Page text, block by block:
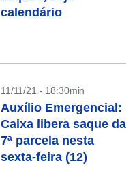
calendário
11/11/21 - 18:30min
Auxílio Emergencial:
Caixa libera saque da
7ª parcela nesta
sexta-feira (12)